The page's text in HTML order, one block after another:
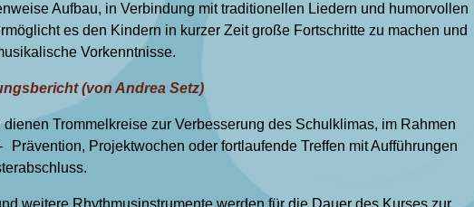
Aufbau, in Verbindung mit traditionellen Liedern und humorvollen
es den Kindern in kurzer Zeit große Fortschritte zu machen und
Vorkenntnisse.
(von Andrea Setz)
Trommelkreise zur Verbesserung des Schulklimas, im Rahmen
Prävention, Projektwochen oder fortlaufende Treffen mit Aufführungen
weitere Rhythmusinstrumente werden für die Dauer des Kurses zur